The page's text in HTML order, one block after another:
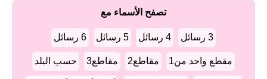
تصفح الأسماء مع
3 رسائل 4 رسائل 5 رسائل 6 رسائل
مقطع واحد من1 مقاطع2 مقاطع3 حسب البلد